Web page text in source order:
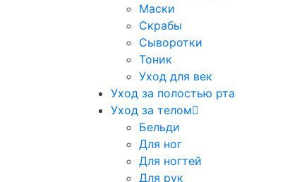
Маски
Скрабы
Сыворотки
Тоник
Уход для век
Уход за полостью рта
Уход за телом
Бельди
Для ног
Для ногтей
Для рук